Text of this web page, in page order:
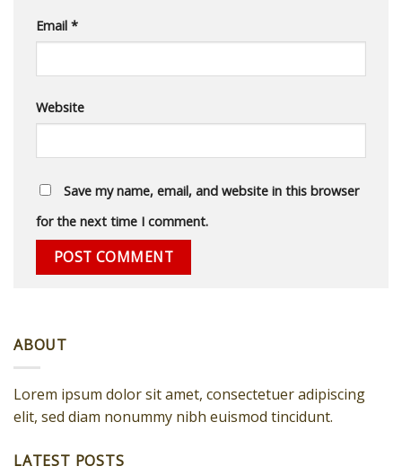
Email *
Website
Save my name, email, and website in this browser
for the next time I comment.
ABOUT
Lorem ipsum dolor sit amet, consectetuer adipiscing
elit, sed diam nonummy nibh euismod tincidunt.
LATEST POSTS